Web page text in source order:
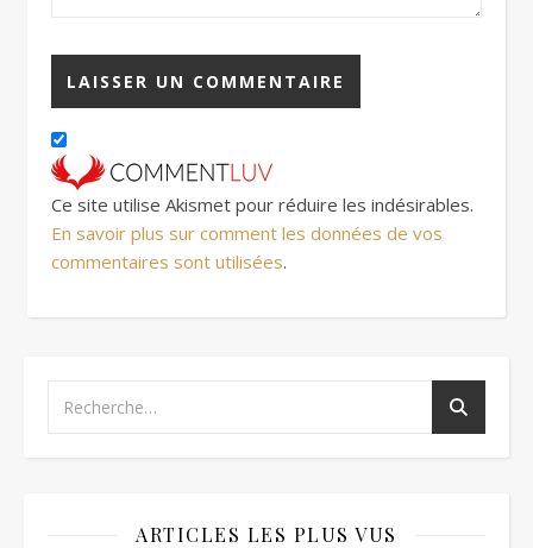
Ce site utilise Akismet pour réduire les indésirables.
En savoir plus sur comment les données de vos
commentaires sont utilisées.
ARTICLES LES PLUS VUS